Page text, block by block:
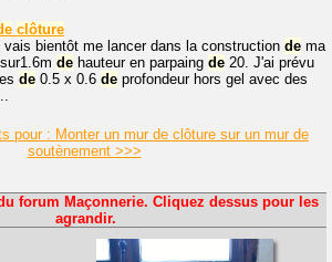
clôture
vais bientôt me lancer dans la construction de ma
de hauteur en parpaing de 20. J'ai prévu
de 0.5 x 0.6 de profondeur hors gel avec des
pour : Monter un mur de clôture sur un mur de
soutènement >>>
forum Maçonnerie. Cliquez dessus pour les
agrandir.